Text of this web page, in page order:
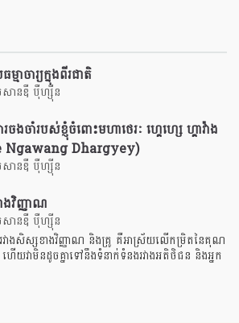
ាចារ្យក្នុងពីរជាតិ
ានឌឺ បុឺហ្សុីន
ងចាំរបស់ខ្ញុំចំពោះមហាថេរៈ ហ្គេហ្សេ ហ្គាវ៉ាង
Ngawang Dhargyey)
ានឌឺ បុឺហ្សុីន
វិញ្ញាណ
ានឌឺ បុឺហ្សុីន
វាងសិស្សខាងវិញ្ញាណ និងគ្រូ គឺអាស្រ័យលើកម្រិតនៃគុណ
យវាមិនដូចគ្នាទៅនឹងទំនាក់ទំនងរវាងអតិថិជន និងអ្នក